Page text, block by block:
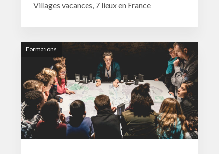
Villages vacances, 7 lieux en France
Formations